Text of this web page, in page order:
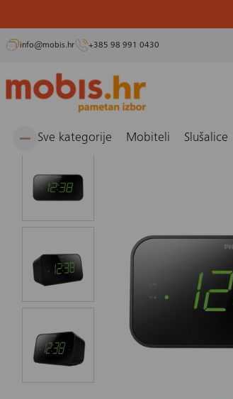
Preskoči
info@mobis.hr +385 98 991 0430
Sve kategorije Mobiteli Slušalice
Televizori, monitori, projektori i audio